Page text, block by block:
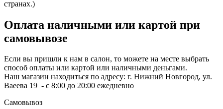
странах.)
Оплата наличными или картой при
самовывозе
Если вы пришли к нам в салон, то можете на месте выбрать
способ оплаты или картой или наличными деньгами.
Наш магазин находиться по адресу: г. Нижний Новгород, ул.
Ваеева 19 - с 8:00 до 20:00 ежедневно
Самовывоз